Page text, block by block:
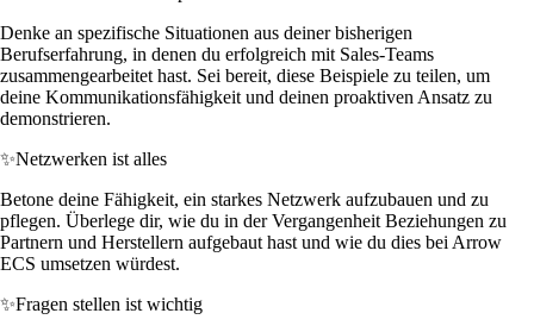
Denke an spezifische Situationen aus deiner bisherigen
Berufserfahrung, in denen du erfolgreich mit Sales-Teams
zusammengearbeitet hast. Sei bereit, diese Beispiele zu teilen, um
deine Kommunikationsfähigkeit und deinen proaktiven Ansatz zu
demonstrieren.
✨Netzwerken ist alles
Betone deine Fähigkeit, ein starkes Netzwerk aufzubauen und zu
pflegen. Überlege dir, wie du in der Vergangenheit Beziehungen zu
Partnern und Herstellern aufgebaut hast und wie du dies bei Arrow
ECS umsetzen würdest.
✨Fragen stellen ist wichtig